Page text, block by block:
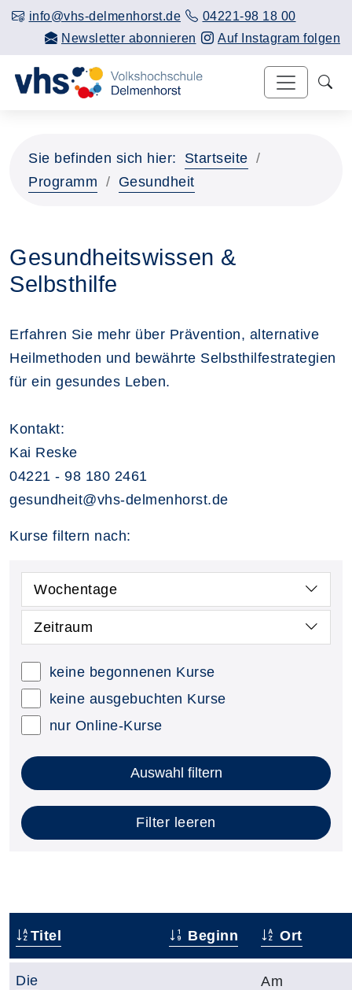
info@vhs-delmenhorst.de
04221-98 18 00
Newsletter abonnieren
Auf Instagram folgen
Sie befinden sich hier:
Startseite
Programm
Gesundheit
Gesundheitswissen &
Selbsthilfe
Erfahren Sie mehr über Prävention, alternative
Heilmethoden und bewährte Selbsthilfestrategien
für ein gesundes Leben.
Kontakt:
Kai Reske
04221 - 98 180 2461
gesundheit@vhs-delmenhorst.de
Kurse filtern nach:
Wochentage
Zeitraum
keine begonnenen Kurse
keine ausgebuchten Kurse
nur Online-Kurse
Auswahl filtern
Filter leeren
Titel Beginn Ort
Die
Am